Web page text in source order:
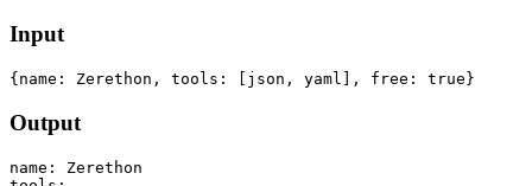
Input
{name: Zerethon, tools: [json, yaml], free: true}
Output
name: Zerethon